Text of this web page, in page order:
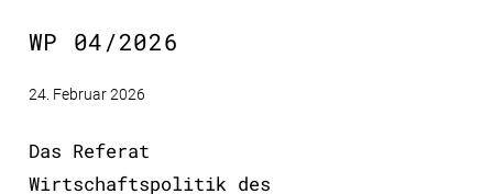
WP 04/2026
24. Februar 2026
Das Referat
Wirtschaftspolitik des